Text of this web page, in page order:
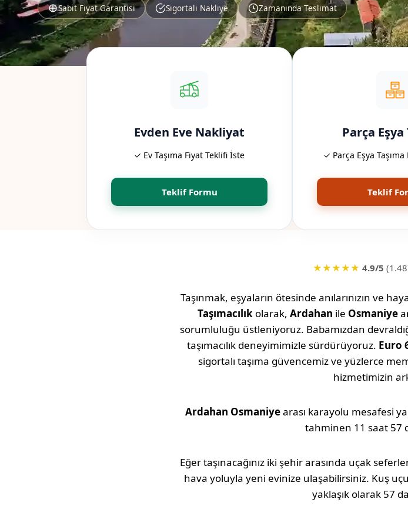
Sabit Fiyat Garantisi Sigortalı Nakliye Zamanında Teslimat
Evden Eve Nakliyat
✓ Ev Taşıma Fiyat Teklifi İste
Teklif Formu
Parça Eşya
✓ Parça Eşya
Teklif
★★★★★ 4.9/5
Taşınmak, eşyaların ötesinde anılarınızın ve
Taşımacılık olarak, Ardahan ile Osmaniye
sorumluluğu üstleniyoruz. Babamızdan
taşımacılık deneyimimizle sürdürüyoruz. Euro
sigortalı taşıma güvencemiz ve yüzlerce
hizmetimizin
Ardahan Osmaniyearası karayolu mesafesi
tahminen 11 saat 57
Eğer taşınacağınız iki şehir arasında uçak
hava yoluyla yeni evinize ulaşabilirsiniz. Kuş
yaklaşık olarak 57